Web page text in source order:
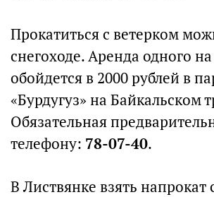
Прокатиться с ветерком
снегоходе. Аренда одного на
обойдется в 2000 рублей в
«Бурдугуз» на Байкальском
Обязательная
телефону: 78-07-40.
В Листвянке взять напрокат